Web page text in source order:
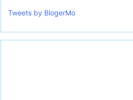
Tweets by BlogerMo